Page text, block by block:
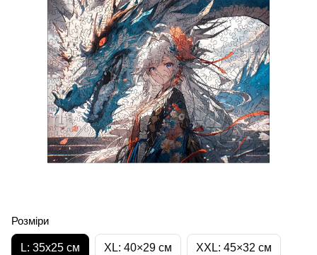
Розміри
L: 35х25 см XL: 40×29 см XXL: 45×32 cм